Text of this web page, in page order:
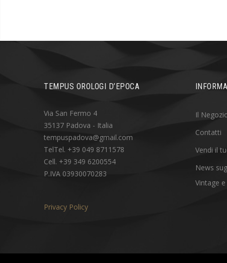
TEMPUS OROLOGI D’EPOCA
Via San Fermo 4
35137 Padova - Italia
tempuspadova@gmail.com
TelTel. +39 049 8711578
Cell. +39 349 6200554
P.IVA 03930070283
Privacy Policy
Il
Contatti
Vendi il
News
Vintage